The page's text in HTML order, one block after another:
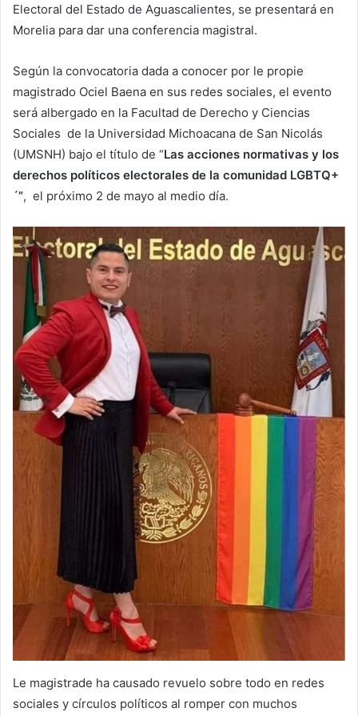
Electoral del Estado de Aguascalientes, se presentará en
Morelia para dar una conferencia magistral.
Según la convocatoria dada a conocer por le propie
magistrado Ociel Baena en sus redes sociales, el evento
será albergado en la Facultad de Derecho y Ciencias
Sociales de la Universidad Michoacana de San Nicolás
(UMSNH) bajo el título de “Las acciones normativas y los
derechos políticos electorales de la comunidad LGBTQ+
´”, el próximo 2 de mayo al medio día.
Le magistrade ha causado revuelo sobre todo en redes
sociales y círculos políticos al romper con muchos